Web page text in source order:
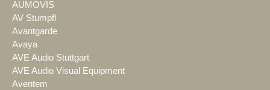
AUMOVIS
AV Stumpfl
Avantgarde
Avaya
AVE Audio Stuttgart
AVE Audio Visual Equipment
Aventem